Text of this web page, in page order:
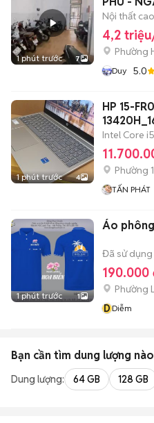
1 phút trước 7
Nội thất
4,2
Phường
Duy 5.0
1 phút trước 4
HP 15-
Intel Core i5
Phường
TẤN PHÁT
1 phút trước 1
Áo
Đã sử dụng
190.000
Phường
DDiễm
Bạn cần tìm dung lượng
Dung lượng: 64 GB 128 GB